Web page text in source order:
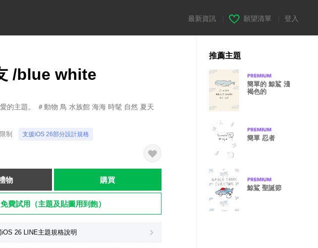
最新資訊 願望清單 登入
/blue white
的主題。 ＃動物 鳥 水族館 海海 時髦 自然 夏天
制 支援iOS 26部分設計規格
物 購買
免費試用（主題及貼圖用到飽）
26 LINE主題規格說明
推薦主題
簡單的 鯨鯊 淺
褐色的
簡單 忍者
鯨鯊 聖誕節